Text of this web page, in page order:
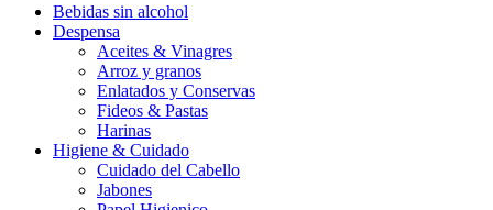
Bebidas sin alcohol
Despensa
Aceites & Vinagres
Arroz y granos
Enlatados y Conservas
Fideos & Pastas
Harinas
Higiene & Cuidado
Cuidado del Cabello
Jabones